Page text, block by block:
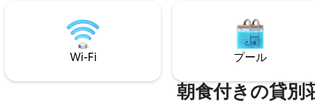
てを備え、ゴアの人気ビーチ、カフェ、
ナイトライフ、アトラクションに近い場
所にあります。 ご家族やご友人とのご利
用に最適です。5人、6人、7人、8人、9人
Wi-Fi プール
朝食付きの貸別